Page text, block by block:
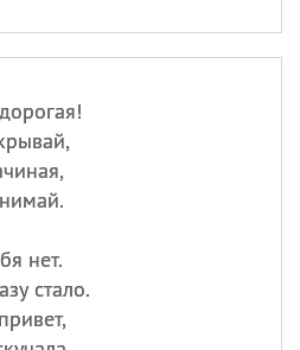
нет.
стало.